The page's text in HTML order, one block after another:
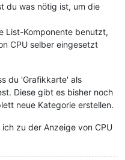
du was nötig ist, um die
List-Komponente benutzt,
CPU selber eingesetzt
du 'Grafikkarte' als
Diese gibt es bisher noch
neue Kategorie erstellen.
zu der Anzeige von CPU